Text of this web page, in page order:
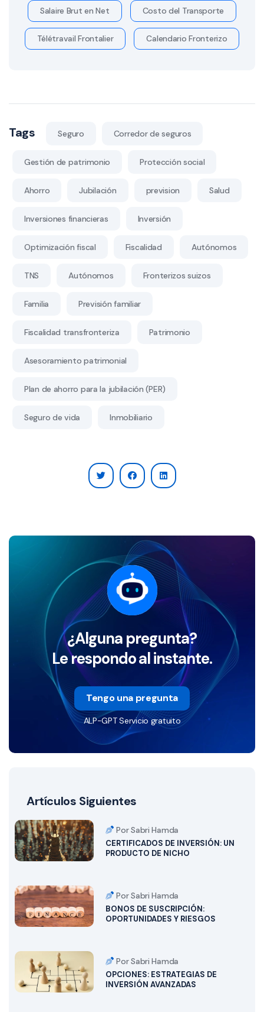
Salaire Brut en Net Costo del Transporte
Télétravail Frontalier Calendario Fronterizo
Tags Seguro Corredor de seguros
Gestión de patrimonio Protección social
Ahorro Jubilación prevision Salud
Inversiones financieras Inversión
Optimización fiscal Fiscalidad Autónomos
TNS Autónomos Fronterizos suizos
Familia Previsión familiar
Fiscalidad transfronteriza Patrimonio
Asesoramiento patrimonial
Plan de ahorro para la jubilación (PER)
Seguro de vida Inmobiliario
¿Alguna pregunta?
Le respondo al instante.
Tengo una pregunta
ALP-GPT Servicio gratuito
Artículos Siguientes
Por Sabri Hamda
CERTIFICADOS DE INVERSIÓN: UN
PRODUCTO DE NICHO
Por Sabri Hamda
BONOS DE SUSCRIPCIÓN:
OPORTUNIDADES Y RIESGOS
Por Sabri Hamda
OPCIONES: ESTRATEGIAS DE
INVERSIÓN AVANZADAS